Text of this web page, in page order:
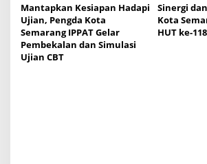
Mantapkan Kesiapan Hadapi
Ujian, Pengda Kota
Semarang IPPAT Gelar
Pembekalan dan Simulasi
Ujian CBT
Sinergi
Kota
HUT ke-